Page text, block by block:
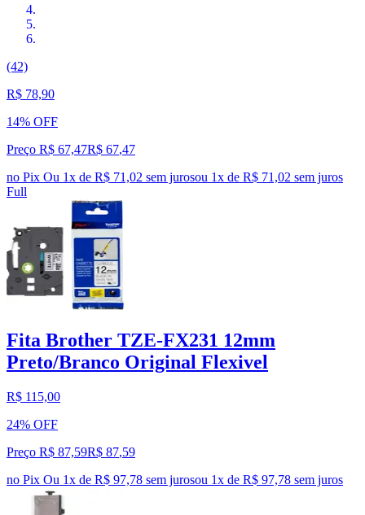
(42)
R$ 78,90
14% OFF
Preço R$ 67,47R$ 67,47
no Pix Ou 1x de R$ 71,02 sem jurosou 1x de R$ 71,02 sem juros
Full
Fita Brother TZE-FX231 12mm
Preto/Branco Original Flexivel
R$ 115,00
24% OFF
Preço R$ 87,59R$ 87,59
no Pix Ou 1x de R$ 97,78 sem jurosou 1x de R$ 97,78 sem juros